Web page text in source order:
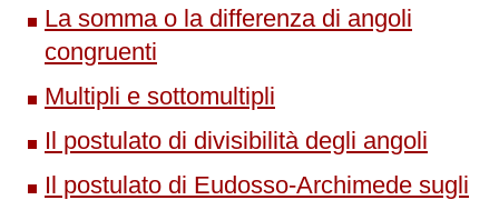
La somma o la differenza di angoli
congruenti
Multipli e sottomultipli
Il postulato di divisibilità degli angoli
Il postulato di Eudosso-Archimede sugli